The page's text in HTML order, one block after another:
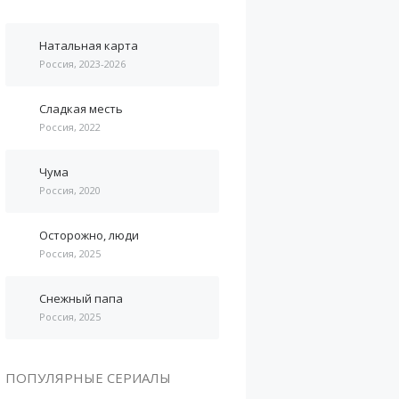
Натальная карта
Россия, 2023-2026
Сладкая месть
Россия, 2022
Чума
Россия, 2020
Осторожно, люди
Россия, 2025
Снежный папа
Россия, 2025
ПОПУЛЯРНЫЕ СЕРИАЛЫ